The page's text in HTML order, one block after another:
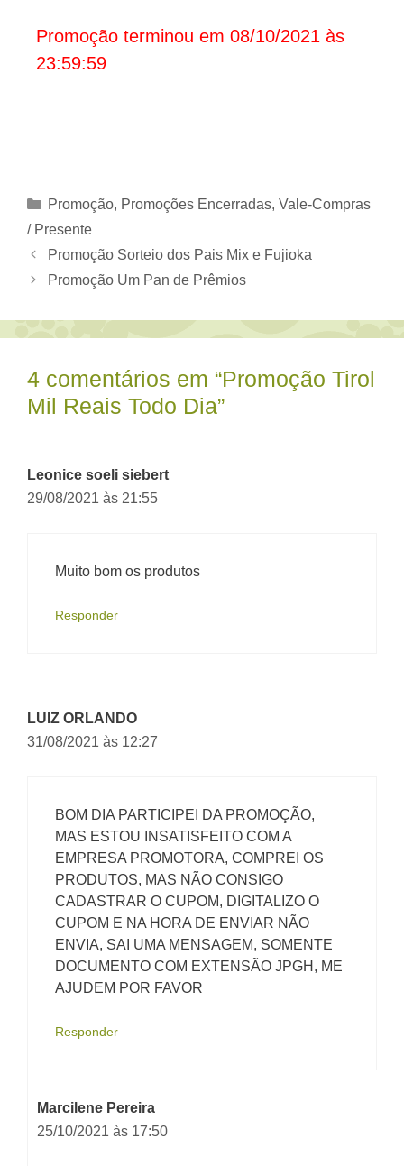
Promoção terminou em 08/10/2021 às
23:59:59
Categorias
Promoção, Promoções Encerradas, Vale-Compras
/ Presente
Promoção Sorteio dos Pais Mix e Fujioka
Promoção Um Pan de Prêmios
4 comentários em “Promoção Tirol
Mil Reais Todo Dia”
Leonice soeli siebert
29/08/2021 às 21:55
Muito bom os produtos
Responder
LUIZ ORLANDO
31/08/2021 às 12:27
BOM DIA PARTICIPEI DA PROMOÇÃO,
MAS ESTOU INSATISFEITO COM A
EMPRESA PROMOTORA, COMPREI OS
PRODUTOS, MAS NÃO CONSIGO
CADASTRAR O CUPOM, DIGITALIZO O
CUPOM E NA HORA DE ENVIAR NÃO
ENVIA, SAI UMA MENSAGEM, SOMENTE
DOCUMENTO COM EXTENSÃO JPGH, ME
AJUDEM POR FAVOR
Responder
Marcilene Pereira
25/10/2021 às 17:50